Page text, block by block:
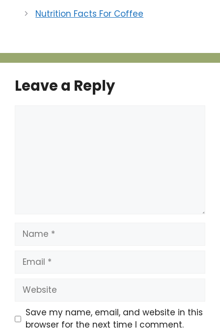
Nutrition Facts For Coffee
Leave a Reply
Name
Email
Website
Save my name, email, and website in this
browser for the next time I comment.